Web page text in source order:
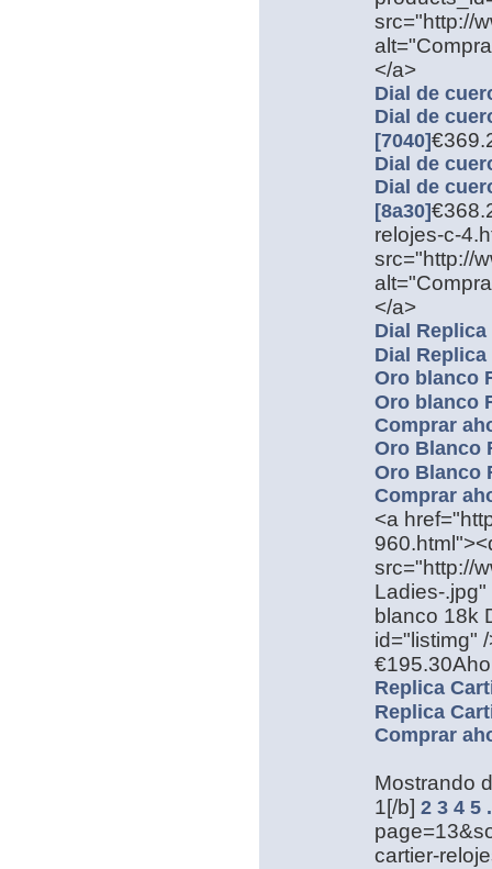
src="http://
</a>
Dial de
Dial de
[7040]
Dial de
Dial de
[8a30]
relojes-c-
src="http://
</a>
Dial
Dial
Oro blanco
Oro blanco
Comprar
Oro Blanco
Oro Blanco
Comprar
<a
src="http://
Ladies-
blanco 18k
id="listimg"
Replica
Replica
Comprar
Mostrando
1[/b] 2 3 4 5
cartier-